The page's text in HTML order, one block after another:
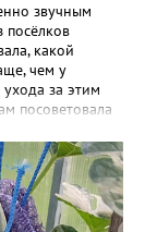
звучным
посёлков
какой
чем у
за этим
посоветовала
Валентина. – У
– «Жемчуг».
компактный.
Цветёт в
что редко